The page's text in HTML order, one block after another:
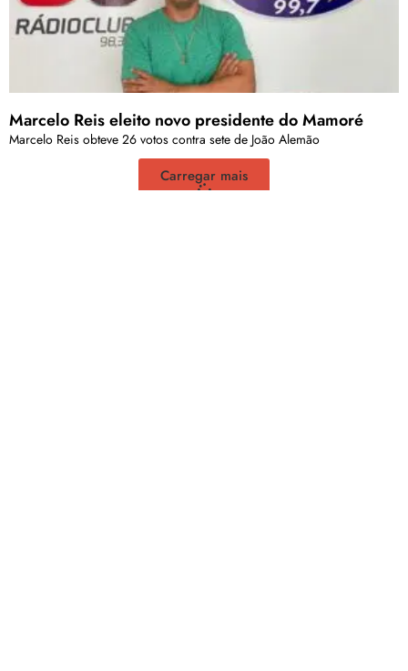
Marcelo Reis eleito novo presidente do Mamoré
Marcelo Reis obteve 26 votos contra sete de João Alemão
Carregar mais